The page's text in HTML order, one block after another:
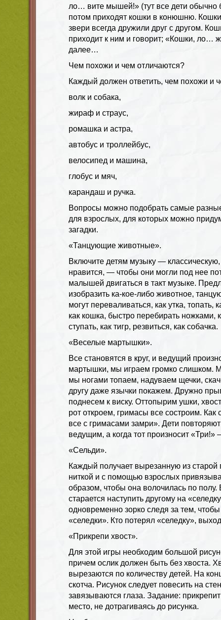
ло… вите мышей!» (тут все дети обычно
потом приходят кошки в конюшню.
звери всегда дружили друг с другом.
приходит к ним и говорит; «Кошки, ло…
далее…
Чем похожи и чем отличаются?
Каждый должен ответить, чем похожи и
волк и собака,
жираф и страус,
ромашка и астра,
автобус и троллейбус,
велосипед и машина,
глобус и мяч,
карандаш и ручка.
Вопросы можно подобрать самые
для взрослых, для которых можно
загадки.
«Танцующие животные».
Включите детям музыку —
нравится, — чтобы они могли под нее
малышей двигаться в такт музыке.
изобразить ка-кое-либо животное,
могут переваливаться, как утка, топать,
как кошка, быстро перебирать ножками,
ступать, как тигр, резвиться, как собачка.
«Веселые мартышки».
Все становятся в круг, и ведущий
мартышки, мы играем громко слишком.
мы ногами топаем, надуваем щечки,
другу даже язычки покажем. Дружно
поднесем к виску. Оттопырим ушки,
рот откроем, гримасы все состроим.
все с гримасами замри». Дети
ведущим, а когда тот произносит «Три!»
«Сельди».
Каждый получает вырезанную из старой
ниткой и с помощью взрослых
образом, чтобы она волочилась по
старается наступить другому на
одновременно зорко следя за тем,
«селедки». Кто потерял «селедку»,
«Прикрепи хвост».
Для этой игры необходим большой
причем ослик должен быть без хвоста.
вырезаются по количеству детей. На
скотча. Рисунок следует повесить на
завязываются глаза. Задание:
место, не дотрагиваясь до рисунка.